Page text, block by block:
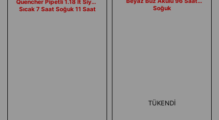
Quencher Pipetli 1.18 lt Siyah
Sıcak 7 Saat Soğuk 11 Saat
TÜKENDI
Soğuk